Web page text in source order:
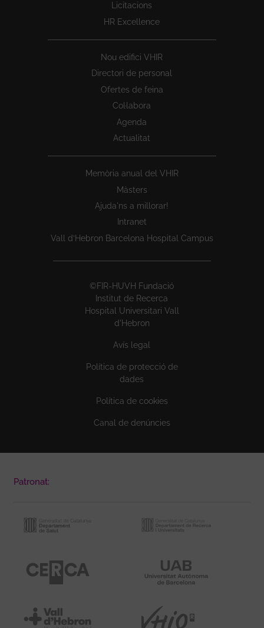
Licitacions
HR Excellence
Nou edifici VHIR
Directori de personal
Ofertes de feina
Col·labora
Agenda
Actualitat
Memòria anual del VHIR
Màsters
Ajuda'ns a millorar!
Intranet
Vall d’Hebron Barcelona Hospital Campus
©FIR-HUVH Fundació
Institut de Recerca
Hospital Universitari Vall
d'Hebron
Avís legal
Política de protecció de
dades
Política de cookies
Canal de denúncies
Patronat: